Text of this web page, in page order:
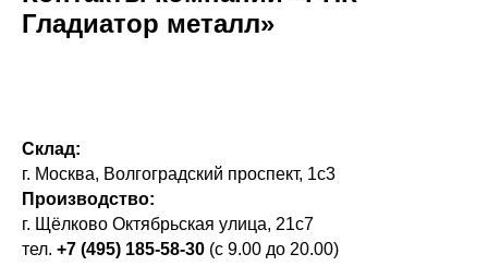
Гладиатор металл»
Склад:
г. Москва, Волгоградский проспект, 1с3
Производство:
г. Щёлково Октябрьская улица, 21с7
тел. +7 (495) 185-58-30 (с 9.00 до 20.00)